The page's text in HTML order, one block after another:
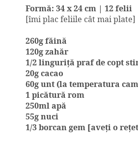
Formă: 34 x 24 cm | 12 felii
[îmi plac feliile cât mai plate]
260g făină
120g zahăr
1/2 linguriţă praf de copt
20g cacao
60g unt (la temperatura
1 picătură rom
250ml apă
55g nuci
1/3 borcan gem [aveţi o